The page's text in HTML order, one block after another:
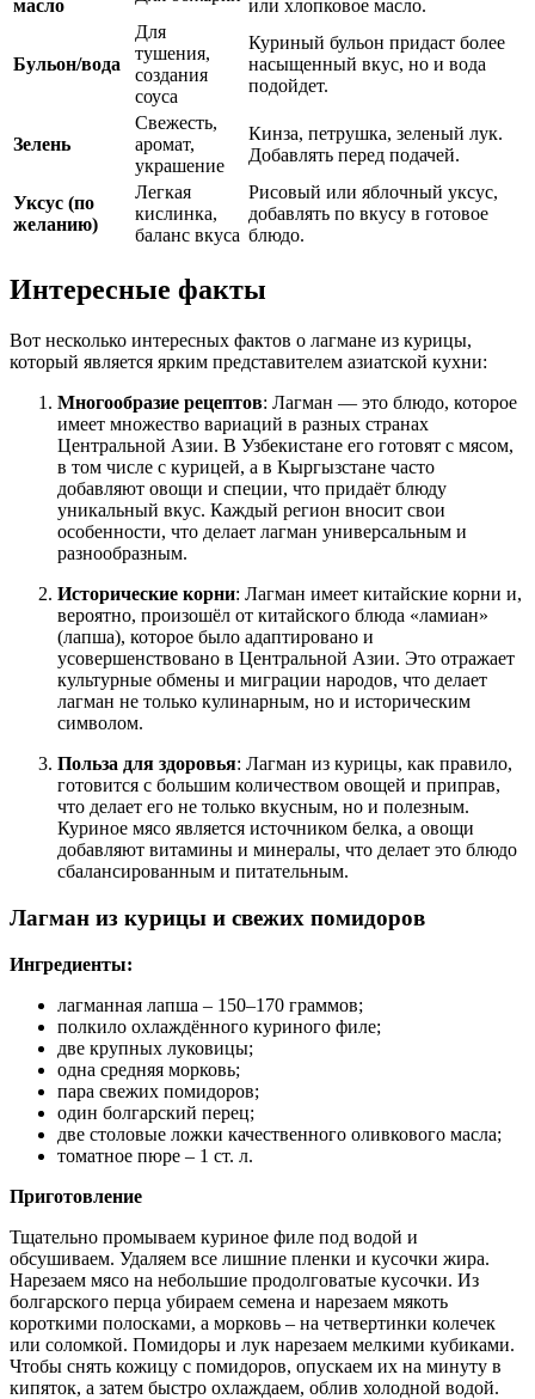
масло или хлопковое масло.
Бульон/вода
Для
тушения,
создания
соуса
Куриный бульон придаст более
насыщенный вкус, но и вода
подойдет.
Зелень
Свежесть,
аромат,
украшение
Кинза, петрушка, зеленый лук.
Добавлять перед подачей.
Уксус (по
желанию)
Легкая
кислинка,
баланс вкуса
Рисовый или яблочный уксус,
добавлять по вкусу в готовое
блюдо.
Интересные факты
Вот несколько интересных фактов о лагмане из курицы,
который является ярким представителем азиатской кухни:
Многообразие рецептов: Лагман — это блюдо, которое
имеет множество вариаций в разных странах
Центральной Азии. В Узбекистане его готовят с мясом,
в том числе с курицей, а в Кыргызстане часто
добавляют овощи и специи, что придаёт блюду
уникальный вкус. Каждый регион вносит свои
особенности, что делает лагман универсальным и
разнообразным.
Исторические корни: Лагман имеет китайские корни и,
вероятно, произошёл от китайского блюда «ламиан»
(лапша), которое было адаптировано и
усовершенствовано в Центральной Азии. Это отражает
культурные обмены и миграции народов, что делает
лагман не только кулинарным, но и историческим
символом.
Польза для здоровья: Лагман из курицы, как правило,
готовится с большим количеством овощей и приправ,
что делает его не только вкусным, но и полезным.
Куриное мясо является источником белка, а овощи
добавляют витамины и минералы, что делает это блюдо
сбалансированным и питательным.
Лагман из курицы и свежих помидоров
Ингредиенты:
лагманная лапша – 150–170 граммов;
полкило охлаждённого куриного филе;
две крупных луковицы;
одна средняя морковь;
пара свежих помидоров;
один болгарский перец;
две столовые ложки качественного оливкового масла;
томатное пюре – 1 ст. л.
Приготовление
Тщательно промываем куриное филе под водой и
обсушиваем. Удаляем все лишние пленки и кусочки жира.
Нарезаем мясо на небольшие продолговатые кусочки. Из
болгарского перца убираем семена и нарезаем мякоть
короткими полосками, а морковь – на четвертинки колечек
или соломкой. Помидоры и лук нарезаем мелкими кубиками.
Чтобы снять кожицу с помидоров, опускаем их на минуту в
кипяток, а затем быстро охлаждаем, облив холодной водой.